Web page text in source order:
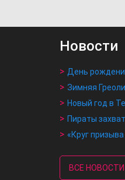
Новости
День
Зимняя
Новый год в
Пираты
«Круг
ВСЕ НОВОСТИ